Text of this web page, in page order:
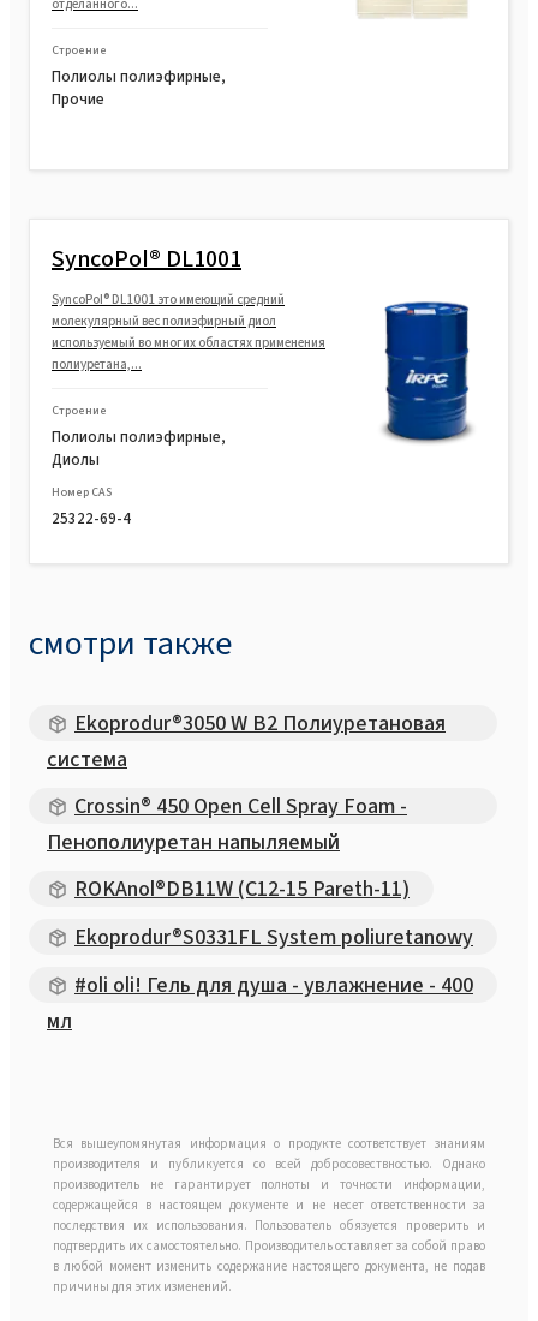
отделанного...
Строение
Полиолы полиэфирные,
Прочие
SyncoPol® DL1001
SyncoPol® DL1001 это имеющий средний
молекулярный вес полиэфирный диол
используемый во многих областях применения
полиуретана,...
Строение
Полиолы полиэфирные,
Диолы
Номер CAS
25322-69-4
смотри также
Ekoprodur®3050 W B2 Полиуретановая
система
Crossin® 450 Open Cell Spray Foam -
Пенополиуретан напыляемый
ROKAnol®DB11W (C12-15 Pareth-11)
Ekoprodur®S0331FL System poliuretanowy
#oli oli! Гель для душа - увлажнение - 400
мл
Вся вышеупомянутая информация о продукте соответствует знаниям
производителя и публикуется со всей добросовествностью. Однако
производитель не гарантирует полноты и точности информации,
содержащейся в настоящем документе и не несет ответственности за
последствия их использования. Пользователь обязуется проверить и
подтвердить их самостоятельно. Производитель оставляет за собой право
в любой момент изменить содержание настоящего документа, не подав
причины для этих изменений.